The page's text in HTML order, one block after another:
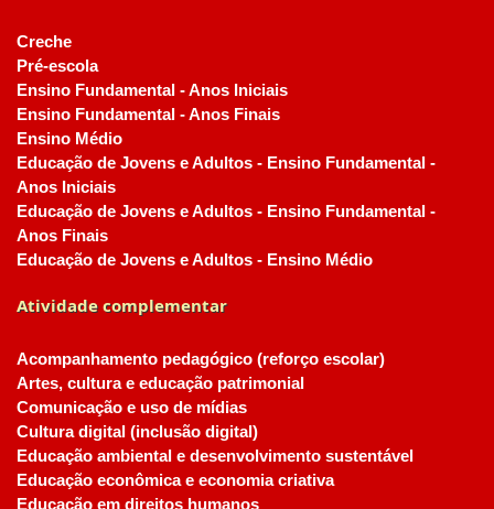
Creche
Pré-escola
Ensino Fundamental - Anos Iniciais
Ensino Fundamental - Anos Finais
Ensino Médio
Educação de Jovens e Adultos - Ensino Fundamental -
Anos Iniciais
Educação de Jovens e Adultos - Ensino Fundamental -
Anos Finais
Educação de Jovens e Adultos - Ensino Médio
Atividade complementar
Acompanhamento pedagógico (reforço escolar)
Artes, cultura e educação patrimonial
Comunicação e uso de mídias
Cultura digital (inclusão digital)
Educação ambiental e desenvolvimento sustentável
Educação econômica e economia criativa
Educação em direitos humanos